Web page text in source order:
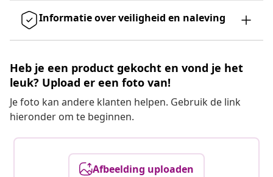
Informatie over veiligheid en naleving
Heb je een product gekocht en vond je het
leuk? Upload er een foto van!
Je foto kan andere klanten helpen. Gebruik de link
hieronder om te beginnen.
Afbeelding uploaden